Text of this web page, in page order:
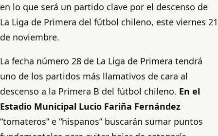
en lo que será un partido clave por el descenso de
La Liga de Primera del fútbol chileno, este viernes 21
de noviembre.
La fecha número 28 de La Liga de Primera tendrá
uno de los partidos más llamativos de cara al
descenso a la Primera B del fútbol chileno. En el
Estadio Municipal Lucio Fariña Fernández
“tomateros” e “hispanos” buscarán sumar puntos